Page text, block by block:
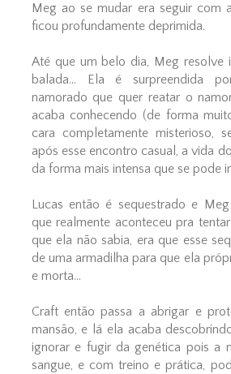
Meg ao se mudar era seguir com
ficou profundamente deprimida.
Até que um belo dia, Meg resolve
balada... Ela é surpreendida
namorado que quer reatar o
acaba conhecendo (de forma
cara completamente misterioso,
após esse encontro casual, a vida
da forma mais intensa que se pode
Lucas então é sequestrado e
que realmente aconteceu pra
que ela não sabia, era que esse
de uma armadilha para que ela
e morta...
Craft então passa a abrigar e
mansão, e lá ela acaba
ignorar e fugir da genética pois a
sangue, e com treino e prática,